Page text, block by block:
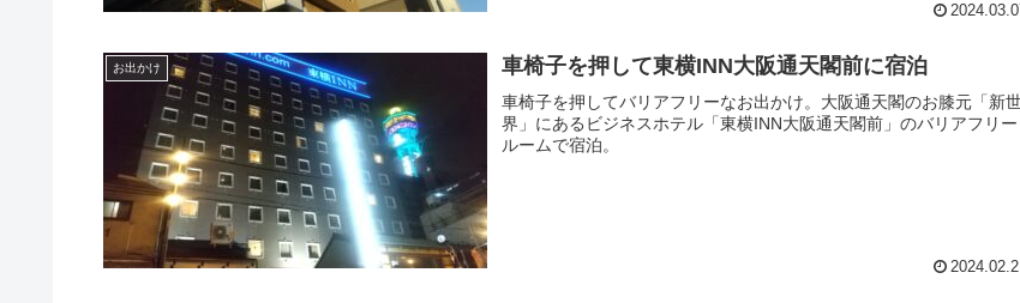
お出かけ 車椅子を押して東横INN大阪通天閣前に宿泊
車椅子を押してバリアフリーなお出かけ。大阪通天閣のお膝元「新
界」にあるビジネスホテル「東横INN大阪通天閣前」のバリアフリー
ルームで宿泊。